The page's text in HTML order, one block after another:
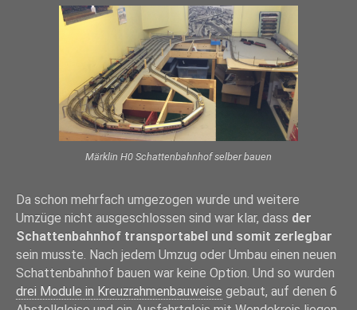
Märklin H0 Schattenbahnhof selber bauen
Da schon mehrfach umgezogen wurde und weitere
Umzüge nicht ausgeschlossen sind war klar, dass der
Schattenbahnhof transportabel und somit zerlegbar
sein musste. Nach jedem Umzug oder Umbau einen neuen
Schattenbahnhof bauen war keine Option. Und so wurden
drei Module in Kreuzrahmenbauweise gebaut, auf denen 6